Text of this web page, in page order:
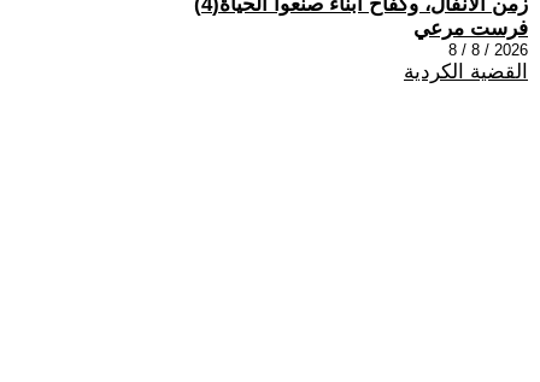
فرست مرعي
2026 / 8 / 8
القضية الكردية